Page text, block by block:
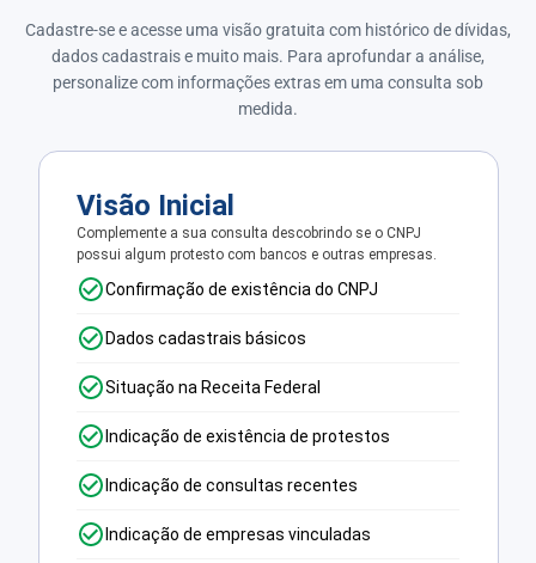
Cadastre-se e acesse uma visão gratuita com histórico de dívidas,
dados cadastrais e muito mais. Para aprofundar a análise,
personalize com informações extras em uma consulta sob
medida.
Visão Inicial
Complemente a sua consulta descobrindo se o CNPJ
possui algum protesto com bancos e outras empresas.
Confirmação de existência do CNPJ
Dados cadastrais básicos
Situação na Receita Federal
Indicação de existência de protestos
Indicação de consultas recentes
Indicação de empresas vinculadas